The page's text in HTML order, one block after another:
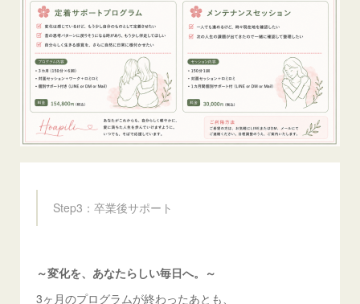
Step3：卒業後サポート
～変化を、あなたらしい毎日へ。～
3ヶ月のプログラムが終わったあとも、